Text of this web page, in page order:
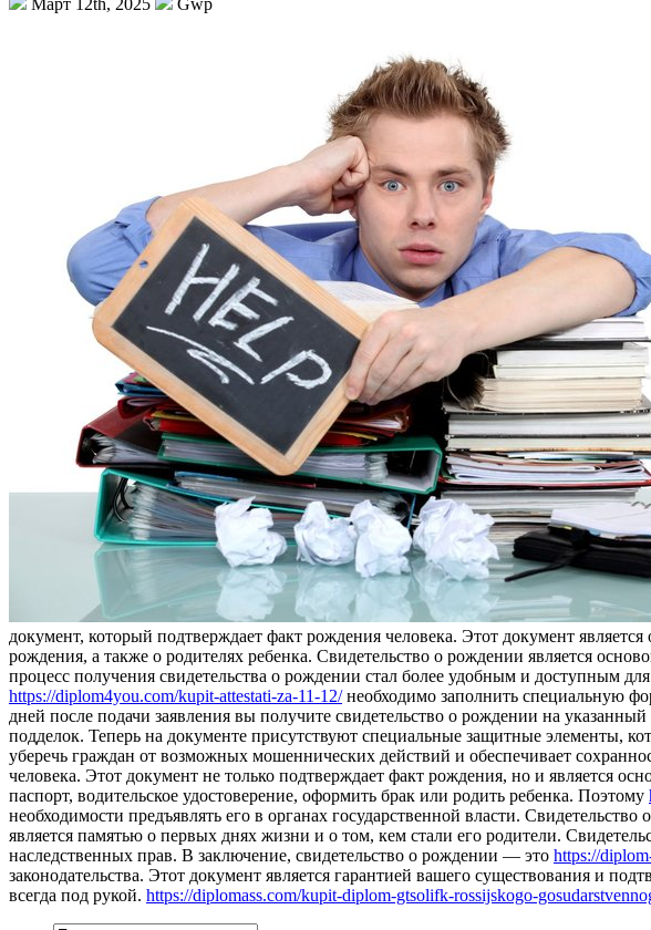
документ, который подтверждает факт рождения человека. Этот документ
рождения, а также о родителях ребенка. Свидетельство о рождении является
процесс получения свидетельства о рождении стал более удобным и доступным
https://diplom4you.com/kupit-attestati-za-11-12/необходимо заполнить специальную
дней после подачи заявления вы получите свидетельство о рождении на
подделок. Теперь на документе присутствуют специальные защитные элементы,
уберечь граждан от возможных мошеннических действий и обеспечивает
человека. Этот документ не только подтверждает факт рождения, но и является
паспорт, водительское удостоверение, оформить брак или родить ребенка. Поэтому
необходимости предъявлять его в органах государственной власти.
является памятью о первых днях жизни и о том, кем стали его родители.
наследственных прав. В заключение, свидетельство о рождении — это https://
законодательства. Этот документ является гарантией вашего существования и
всегда под рукой. https://diplomass.com/kupit-diplom-gtsolifk-rossijskogo-